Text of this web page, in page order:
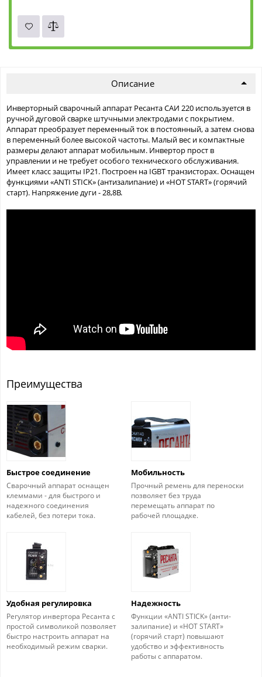
Описание
Инверторный сварочный аппарат Ресанта САИ 220 используется в
ручной дуговой сварке штучными электродами с покрытием.
Аппарат преобразует переменный ток в постоянный, а затем снова
в переменный более высокой частоты. Малый вес и компактные
размеры делают аппарат мобильным. Инвертор прост в
управлении и не требует особого технического обслуживания.
Имеет класс защиты IP21. Построен на IGBT транзисторах. Оснащен
функциями «ANTI STICK» (антизалипание) и «HOT START» (горячий
старт). Напряжение дуги - 28,8В.
Преимущества
Быстрое соединение
Сварочный аппарат оснащен
клеммами - для быстрого и
надежного соединения
кабелей, без потери тока.
Мобильность
Прочный ремень для переноски
позволяет без труда
перемещать аппарат по
рабочей площадке.
Удобная регулировка
Регулятор инвертора Ресанта с
простой символикой позволяет
быстро настроить аппарат на
необходимый режим сварки.
Надежность
Функции «ANTI STICK» (анти-
залипание) и «HOT START»
(горячий старт) повышают
удобство и эффективность
работы с аппаратом.